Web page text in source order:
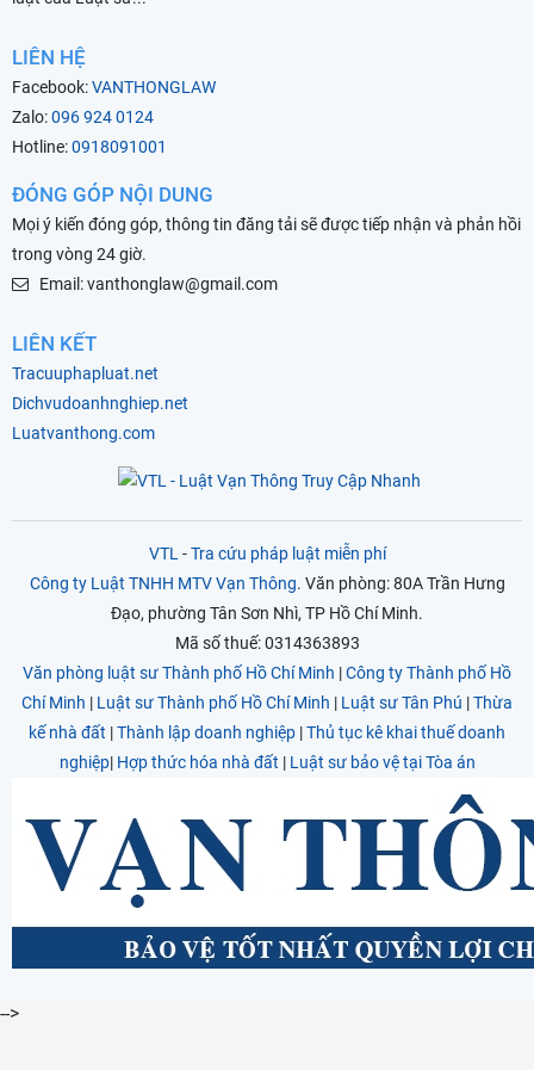
LIÊN HỆ
Facebook:VANTHONGLAW
Zalo:096 924 0124
Hotline:0918091001
ĐÓNG GÓP NỘI DUNG
Mọi ý kiến đóng góp, thông tin đăng tải sẽ được tiếp nhận và phản hồi
trong vòng 24 giờ.
Email: vanthonglaw@gmail.com
LIÊN KẾT
Tracuuphapluat.net
Dichvudoanhnghiep.net
Luatvanthong.com
VTL -Tra cứu pháp luật miễn phí
Công ty Luật TNHH MTV Vạn Thông. Văn phòng: 80A Trần Hưng
Đạo, phường Tân Sơn Nhì, TP Hồ Chí Minh.
Mã số thuế: 0314363893
Văn phòng luật sư Thành phố Hồ Chí Minh |Công ty Thành phố Hồ
Chí Minh | Luật sư Thành phố Hồ Chí Minh | Luật sư Tân Phú |Thừa
kế nhà đất |Thành lập doanh nghiệp |Thủ tục kê khai thuế doanh
nghiệp| Hợp thức hóa nhà đất | Luật sư bảo vệ tại Tòa án
-->